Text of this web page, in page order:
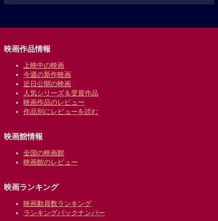
映画作品情報
上映中の映画
今週の新作映画
近日公開の映画
人気シリーズ＆受賞作品
映画作品のレビュー
作品別にレビューを読む
映画館情報
全国の映画館
映画館のレビュー
映画ランキング
映画動員数ランキング
ランキングバックナンバー